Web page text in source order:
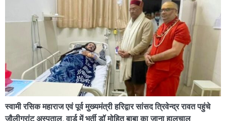
स्वामी रसिक महाराज एवं पूर्व मुख्यमंत्री हरिद्वार सांसद त्रिवेन्द्र रावत पहुंचे
जौलीग्रांट अस्पताल, वार्ड में भर्ती डॉ मोहित बाबा का जाना हालचाल